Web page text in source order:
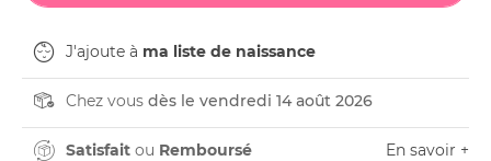
J'ajoute à ma liste de naissance
Chez vous dès le vendredi 14 août 2026
Satisfait ou Remboursé En savoir +